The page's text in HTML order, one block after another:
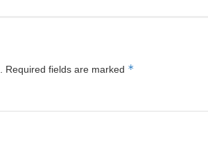
Required fields are marked *